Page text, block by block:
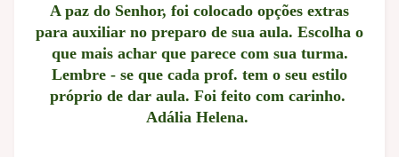
A paz do Senhor, foi colocado opções extras
para auxiliar no preparo de sua aula. Escolha o
que mais achar que parece com sua turma.
Lembre - se que cada prof. tem o seu estilo
próprio de dar aula. Foi feito com carinho.
Adália Helena.